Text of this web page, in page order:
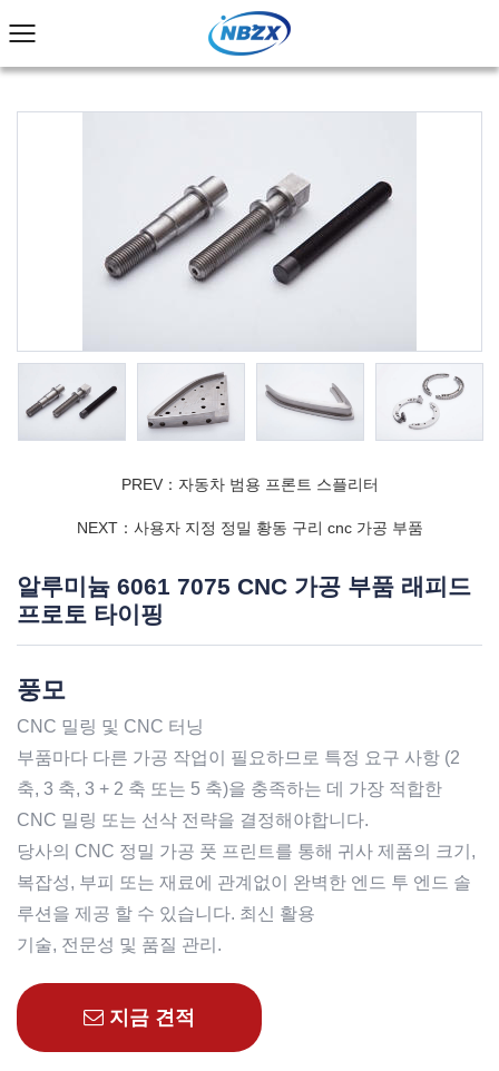
PREV：자동차 범용 프론트 스플리터
NEXT：사용자 지정 정밀 황동 구리 cnc 가공 부품
알루미늄 6061 7075 CNC 가공 부품 래피드
프로토 타이핑
풍모
CNC 밀링 및 CNC 터닝
부품마다 다른 가공 작업이 필요하므로 특정 요구 사항 (2
축, 3 축, 3 + 2 축 또는 5 축)을 충족하는 데 가장 적합한
CNC 밀링 또는 선삭 전략을 결정해야합니다.
당사의 CNC 정밀 가공 풋 프린트를 통해 귀사 제품의 크기,
복잡성, 부피 또는 재료에 관계없이 완벽한 엔드 투 엔드 솔
루션을 제공 할 수 있습니다. 최신 활용
기술, 전문성 및 품질 관리.
지금 견적